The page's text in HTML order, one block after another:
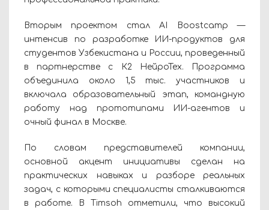
Вторым проектом стал AI Boostcamp —
интенсив по разработке ИИ-продуктов для
студентов Узбекистана и России, проведенный
в партнерстве с К2 НейроТех. Программа
объединила около 1,5 тыс. участников и
включала образовательный этап, командную
работу над прототипами ИИ-агентов и
очный финал в Москве.
По словам представителей компании,
основной акцент инициативы сделан на
практических навыках и разборе реальных
задач, с которыми специалисты сталкиваются
в работе. В Timsoh отметили, что высокий